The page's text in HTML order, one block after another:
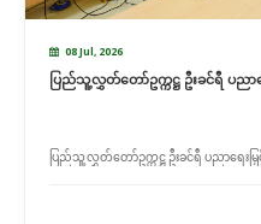
08 Jul, 2026
ပြည်သူ့လွှတ်တော်ဥက္ကဋ္ဌ ဦးခင်ရီ ပည
ပြည်သူ့လွှတ်တော်ဥက္ကဋ္ဌ ဦးခင်ရီ ပညာရေ